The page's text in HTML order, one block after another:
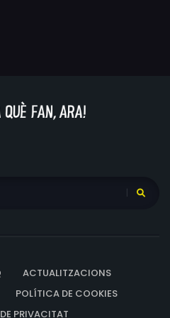
ACTUALITZACIONS
POLÍTICA DE COOKIES
PRIVACITAT